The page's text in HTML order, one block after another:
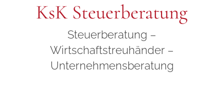
KsK Steuerberatung
Steuerberatung –
Wirtschaftstreuhänder –
Unternehmensberatung